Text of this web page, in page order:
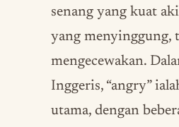
senang yang kuat
yang menyinggung,
mengecewakan.
Inggeris, “angry”
utama, dengan